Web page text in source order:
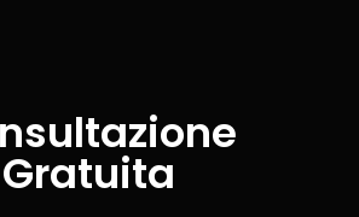
Gratuita